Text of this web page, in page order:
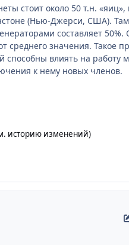
стоит около 50 т.н.
(Нью-Джерси, США). Там
составляет
среднего значения.
влиять на работу
к нему новых членов.
историю изменений)